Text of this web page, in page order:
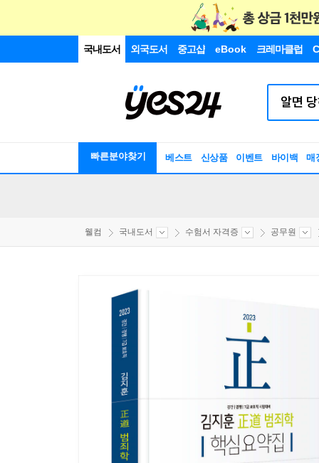
국내도서 외국도서 중고샵 eBook 크레마클럽
빠른분야찾기 베스트 신상품 이벤트 바이백 매
웰컴 국내도서 수험서 자격증 공무원